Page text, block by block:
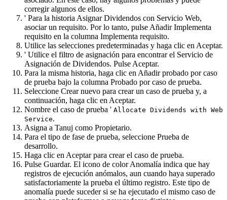
corregir algunos de ellos.
' Para la historia Asignar Dividendos con Servicio Web,
asociar un requisito. Por lo tanto, pulse Añadir Implementa
requisito en la columna Implementa requisito.
Utilice las selecciones predeterminadas y haga clic en Aceptar.
' Utilice el filtro de asignación para encontrarel Servicio de
Asignación de Dividendos. Pulse Aceptar.
Para la misma historia, haga clic en Añadir probado por caso
de prueba bajo la columna Probado por caso de prueba.
Seleccione Crear nuevo para crear un caso de prueba y, a
continuación, haga clic en Aceptar.
Nombre el caso de prueba ' Allocate Dividends with Web
Service.
Asigna a Tanuj como Propietario.
Para el tipo de fase de prueba, seleccione Prueba de
desarrollo.
Haga clic en Aceptarpara crear el caso de prueba.
Pulse Guardar. El icono de colorAnomalía indica que hay
registros de ejecución anómalos, aun cuando haya superado
satisfactoriamente la prueba el último registro. Este tipo de
anomalía puede suceder si se ha ejecutado el mismo caso de